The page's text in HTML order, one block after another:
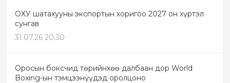
ОХУ шатахууны экспортын хоригоо 2027 он хүртэл
сунгав
31.07.26 20:30
Оросын боксчид төрийнхөө далбаан дор World
Boxing-ын тэмцээнүүдэд оролцоно